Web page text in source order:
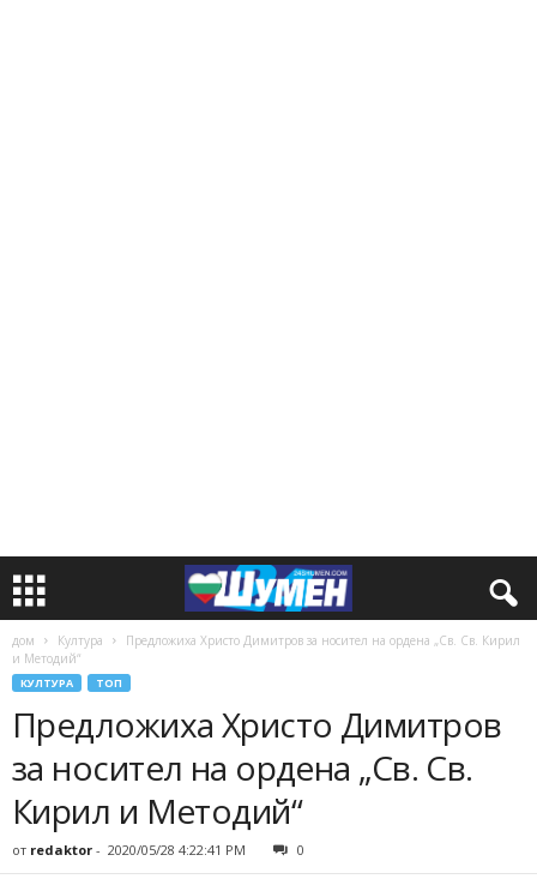
дом Култура
Предложиха Христо Димитров за носител на ордена „Св. Св. Кирил
и Методий“
КУЛТУРА ТОП
Предложиха Христо Димитров
за носител на ордена „Св. Св.
Кирил и Методий“
от redaktor - 2020/05/28 4:22:41 PM 0